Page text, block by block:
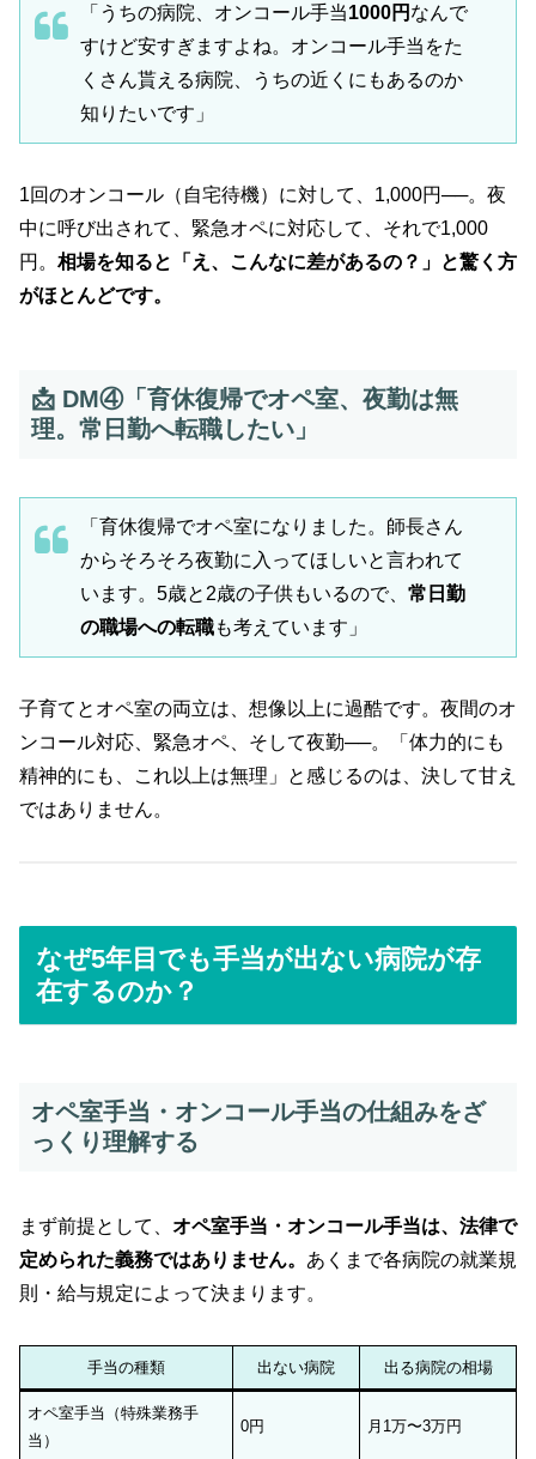
「うちの病院、オンコール手当1000円 なんで
すけど安すぎますよね。オンコール手当をた
くさん貰える病院、うちの近くにもあるのか
知りたいです」
1回のオンコール（自宅待機）に対して、1,000円──。夜
中に呼び出されて、緊急オペに対応して、それで1,000
円。 相場を知ると「え、こんなに差があるの？」と驚く方
がほとんどです。
📩 DM④「育休復帰でオペ室、夜勤は無
理。常日勤へ転職したい」
「育休復帰でオペ室になりました。師長さん
からそろそろ夜勤に入ってほしいと言われて
います。5歳と2歳の子供もいるので、 常日勤
の職場への転職も考えています」
子育てとオペ室の両立は、想像以上に過酷です。夜間のオ
ンコール対応、緊急オペ、そして夜勤──。「体力的にも
精神的にも、これ以上は無理」と感じるのは、決して甘え
ではありません。
なぜ5年目でも手当が出ない病院が存
在するのか？
オペ室手当・オンコール手当の仕組みをざ
っくり理解する
まず前提として、 オペ室手当・オンコール手当は、法律で
定められた義務ではありません。 あくまで各病院の就業規
則・給与規定によって決まります。
手当の種類 出ない病院 出る病院の相場
オペ室手当（特殊業務手
当）
0円 月1万〜3万円